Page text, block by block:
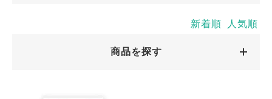
新着順 人気順
商品を探す